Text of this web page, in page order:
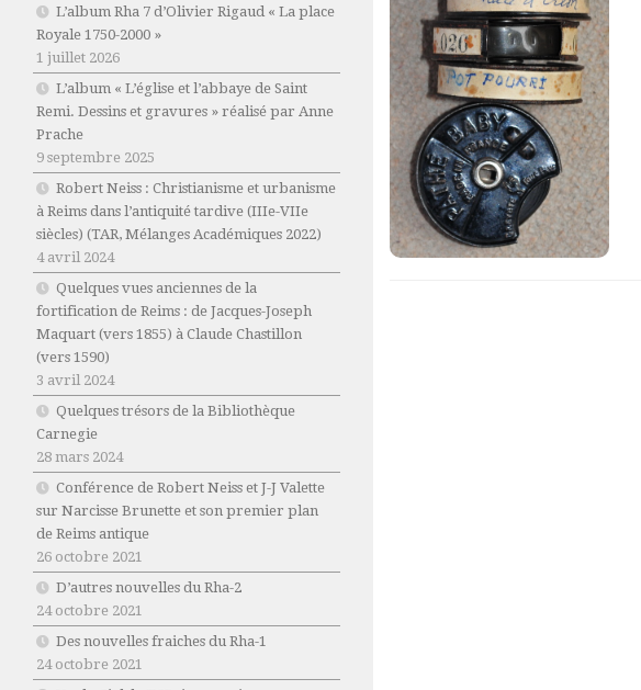
L’album Rha 7 d’Olivier Rigaud « La place
Royale 1750-2000 »
1 juillet 2026
L’album « L’église et l’abbaye de Saint
Remi. Dessins et gravures » réalisé par Anne
Prache
9 septembre 2025
Robert Neiss : Christianisme et urbanisme
à Reims dans l’antiquité tardive (IIIe-VIIe
siècles) (TAR, Mélanges Académiques 2022)
4 avril 2024
Quelques vues anciennes de la
fortification de Reims : de Jacques-Joseph
Maquart (vers 1855) à Claude Chastillon
(vers 1590)
3 avril 2024
Quelques trésors de la Bibliothèque
Carnegie
28 mars 2024
Conférence de Robert Neiss et J-J Valette
sur Narcisse Brunette et son premier plan
de Reims antique
26 octobre 2021
D’autres nouvelles du Rha-2
24 octobre 2021
Des nouvelles fraiches du Rha-1
24 octobre 2021